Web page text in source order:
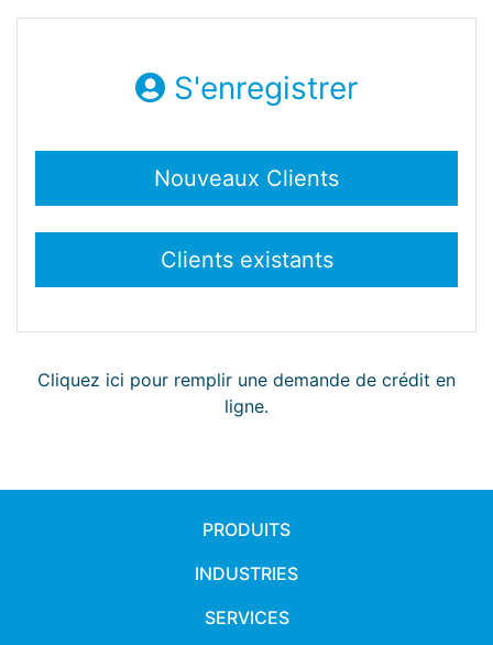
S'enregistrer
Cliquez ici pour remplir une demande de crédit en
ligne.
PRODUITS
INDUSTRIES
SERVICES